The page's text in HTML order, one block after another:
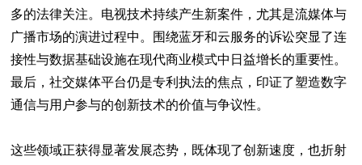
多的法律关注。电视技术持续产生新案件，尤其是流媒体与
广播市场的演进过程中。围绕蓝牙和云服务的诉讼突显了连
接性与数据基础设施在现代商业模式中日益增长的重要性。
最后，社交媒体平台仍是专利执法的焦点，印证了塑造数字
通信与用户参与的创新技术的价值与争议性。
这些领域正获得显著发展态势，既体现了创新速度，也折射